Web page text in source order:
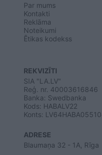
Par mums
Kontakti
Reklāma
Noteikumi
Ētikas kodekss
REKVIZĪTI
SIA "LA.LV"
Reģ. nr. 40003616846
Banka: Swedbanka
Kods: HABALV22
Konts:
ADRESE
Blaumaņa 32 - 1A, Rīga